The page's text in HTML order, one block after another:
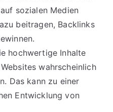
sozialen Medien
beitragen, Backlinks
hochwertige Inhalte
wahrscheinlich
Das kann zu einer
Entwicklung von